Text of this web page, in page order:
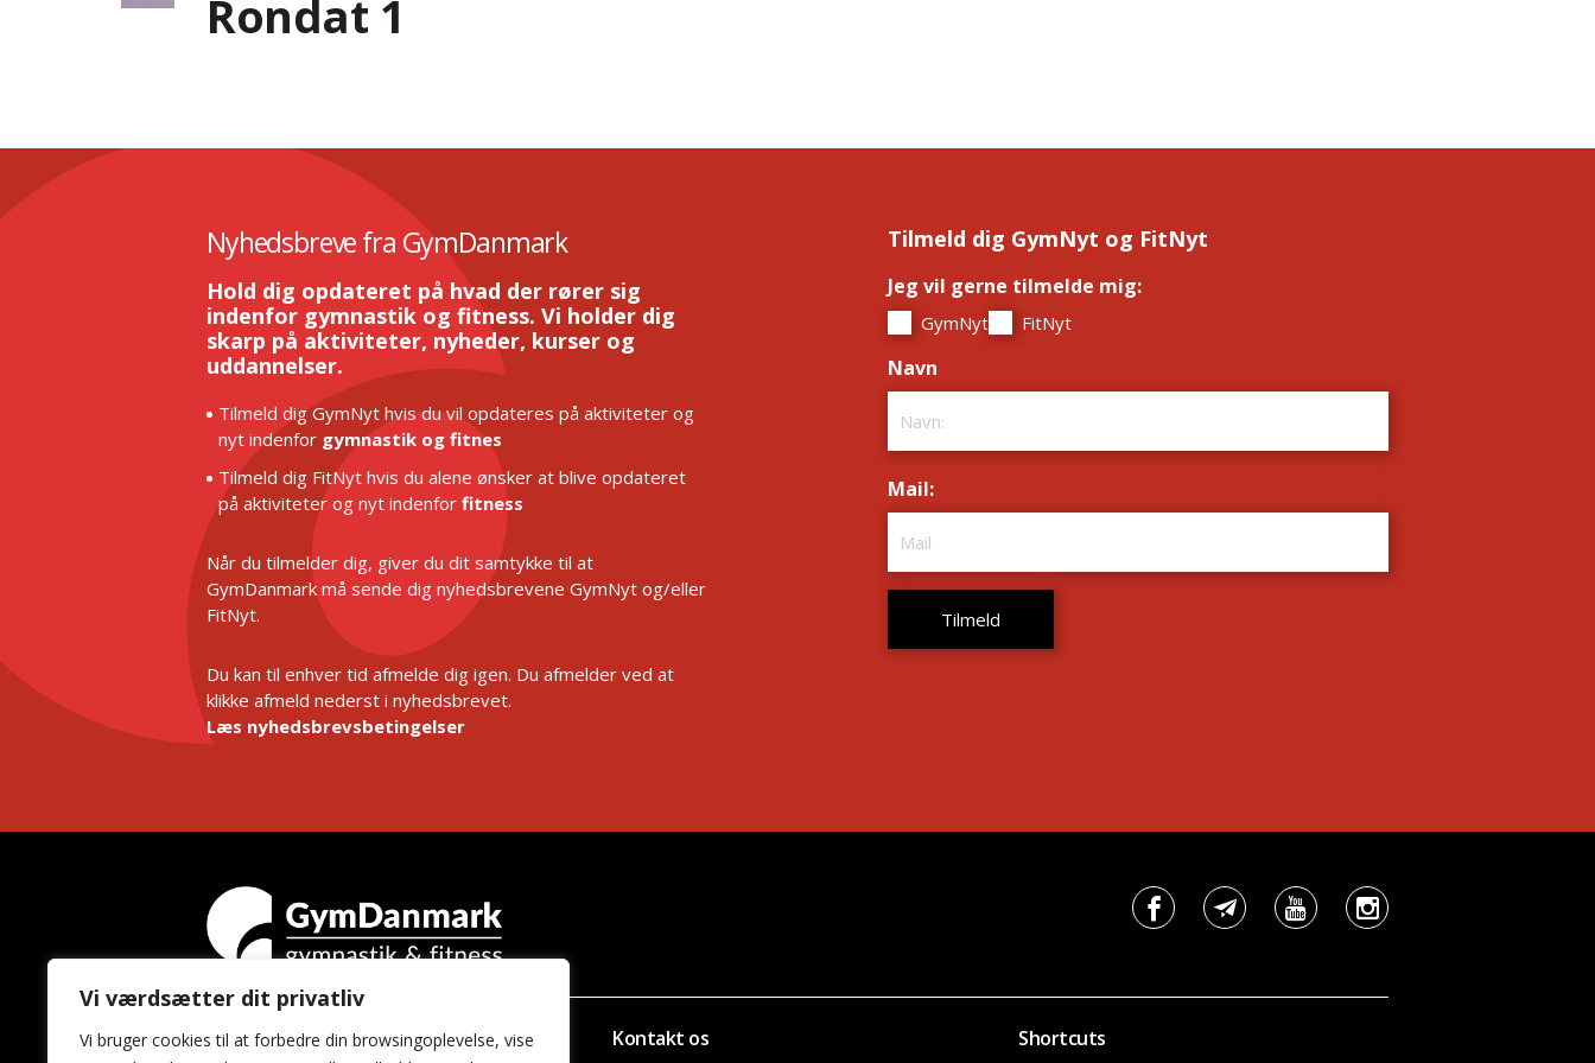
Vi værdsætter dit privatliv
Vi bruger cookies til at forbedre din browsingoplevelse, vise
Rondat 1
Nyhedsbreve fra GymDanmark
Hold dig opdateret på hvad der rører sig
indenfor gymnastik og fitness. Vi holder dig
skarp på aktiviteter, nyheder, kurser og
uddannelser.
Tilmeld dig GymNyt hvis du vil opdateres på aktiviteter og
nyt indenfor gymnastik og fitnes
Tilmeld dig FitNyt hvis du alene ønsker at blive opdateret
på aktiviteter og nyt indenfor fitness
Når du tilmelder dig, giver du dit samtykke til at
GymDanmark må sende dig nyhedsbrevene GymNyt og/eller
FitNyt.
Du kan til enhver tid afmelde dig igen. Du afmelder ved at
klikke afmeld nederst i nyhedsbrevet.
Læs nyhedsbrevsbetingelser
Tilmeld dig GymNyt og FitNyt
Jeg vil gerne tilmelde mig:
GymNyt FitNyt
Navn
Mail:
GymDanmark
Kontakt os
Shortcuts